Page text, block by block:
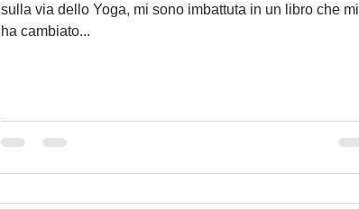
sulla via dello Yoga, mi sono imbattuta in un libro che mi
ha cambiato...